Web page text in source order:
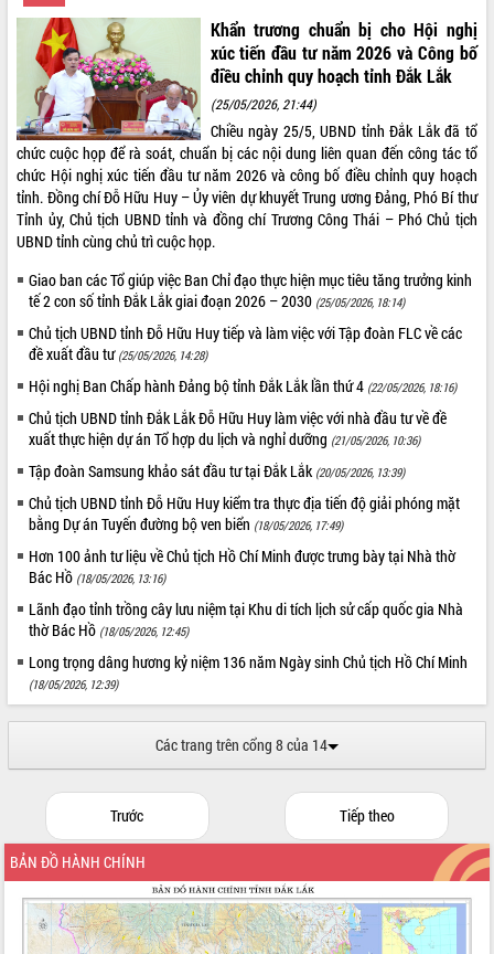
Thường trực HĐND tỉnh Đắk Lắk gặp
mặt Đoàn chuyên gia y tế TP. Hồ Chí
Minh
Lễ truy điệu và an táng hài cốt liệt sĩ
tại Nghĩa trang Liệt sĩ xã Sơn Hòa
Bàn giải pháp tháo gỡ khó khăn trong
xuất khẩu sầu riêng và triển khai quy
định EUDR
Thứ trưởng Bộ Nông nghiệp và Môi
trường Nguyễn Hoàng Hiệp khảo sát
vùng trồng và doanh nghiệp đóng gói
sầu riêng tại Đắk Lắk
Trình diễn nghệ thuật chế biến các
món ăn từ sầu riêng
Đắk Lắk công bố Quy hoạch và xúc
Ngành cá ngừ Đắk Lắk chủ động thích
ứng để giữ vững thị trường xuất khẩu
Diễn đàn Kinh tế tư nhân Việt Nam đột
phá cơ chế - Hợp tác công tư
Đề án 06 tạo bước ngoặt đột phá trong
cải cách hành chính tỉnh Đắk Lắk
Kết nối tour, đẩy mạnh chuyển đổi số
để phát triển du lịch Đắk Lắk
Khởi động Dự án Đầu tư xây dựng hạ
tầng kỹ thuật Cụm công nghiệp Tân
Tiến
Gặp mặt các cơ quan báo chí nhân Kỷ
niệm 101 năm Ngày Báo chí Cách
Đắk Lắk sơ kết 4 năm triển khai thực
Họp báo thông tin về Hội nghị Công bố
Quy hoạch và Xúc tiến đầu tư tỉnh Đắk
Khơi thông điểm nghẽn, đẩy nhanh
giải ngân vốn khắc phục thiên tai
HĐND tỉnh thông qua điều chỉnh Quy
hoạch tỉnh thời kỳ 2021-2030
THỐNG KÊ TRUY CẬP
Hôm nay:
9956
Tất cả: 66095624
Khẩn trương chuẩn bị cho Hội nghị
xúc tiến đầu tư năm 2026 và Công bố
điều chỉnh quy hoạch tỉnh Đắk Lắk
(25/05/2026, 21:44)
Chiều ngày 25/5, UBND tỉnh Đắk Lắk đã tổ
chức cuộc họp để rà soát, chuẩn bị các nội dung liên quan đến công tác tổ
chức Hội nghị xúc tiến đầu tư năm 2026 và công bố điều chỉnh quy hoạch
tỉnh. Đồng chí Đỗ Hữu Huy – Ủy viên dự khuyết Trung ương Đảng, Phó Bí thư
Tỉnh ủy, Chủ tịch UBND tỉnh và đồng chí Trương Công Thái – Phó Chủ tịch
UBND tỉnh cùng chủ trì cuộc họp.
Giao ban các Tổ giúp việc Ban Chỉ đạo thực hiện mục tiêu tăng trưởng kinh
tế 2 con số tỉnh Đắk Lắk giai đoạn 2026 – 2030 (25/05/2026, 18:14)
Chủ tịch UBND tỉnh Đỗ Hữu Huy tiếp và làm việc với Tập đoàn FLC về các
đề xuất đầu tư (25/05/2026, 14:28)
Hội nghị Ban Chấp hành Đảng bộ tỉnh Đắk Lắk lần thứ 4 (22/05/2026, 18:16)
Chủ tịch UBND tỉnh Đắk Lắk Đỗ Hữu Huy làm việc với nhà đầu tư về đề
xuất thực hiện dự án Tổ hợp du lịch và nghỉ dưỡng (21/05/2026, 10:36)
Tập đoàn Samsung khảo sát đầu tư tại Đắk Lắk (20/05/2026, 13:39)
Chủ tịch UBND tỉnh Đỗ Hữu Huy kiểm tra thực địa tiến độ giải phóng mặt
bằng Dự án Tuyến đường bộ ven biển (18/05/2026, 17:49)
Hơn 100 ảnh tư liệu về Chủ tịch Hồ Chí Minh được trưng bày tại Nhà thờ
Bác Hồ (18/05/2026, 13:16)
Lãnh đạo tỉnh trồng cây lưu niệm tại Khu di tích lịch sử cấp quốc gia Nhà
thờ Bác Hồ (18/05/2026, 12:45)
Long trọng dâng hương kỷ niệm 136 năm Ngày sinh Chủ tịch Hồ Chí Minh
(18/05/2026, 12:39)
Các trang trên cổng 8 của 14
Trước Tiếp theo
BẢN ĐỒ HÀNH CHÍNH